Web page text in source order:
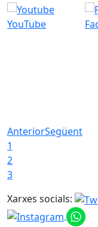
YouTube
AnteriorSegüent
1
2
3
Xarxes socials: